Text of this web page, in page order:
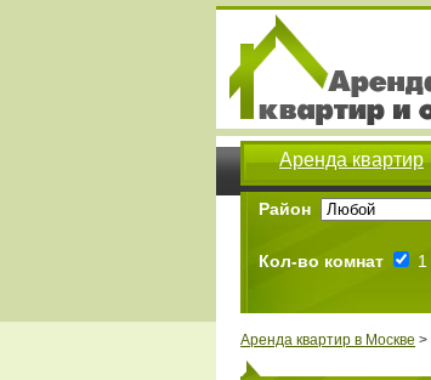
Аренда квартир
Район
Кол-во комнат 1
Аренда квартир в Москве >